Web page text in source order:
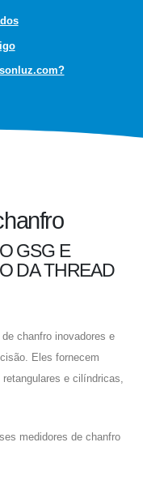
GSG E
DA THREAD
chanfro inovadores e
Eles fornecem
e cilíndricas,
medidores de chanfro